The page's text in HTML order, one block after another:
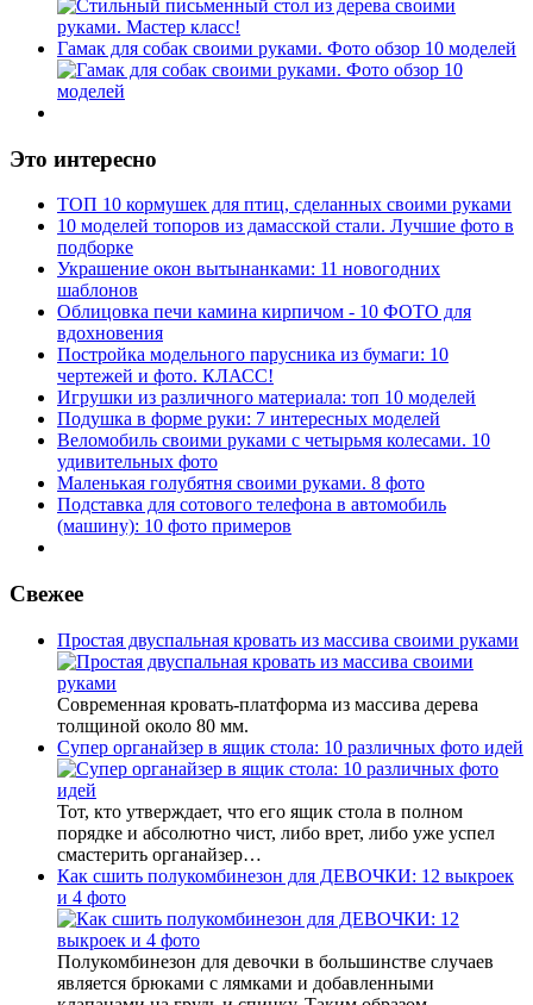
Гамак для собак своими руками. Фото обзор 10 моделей
Это интересно
ТОП 10 кормушек для птиц, сделанных своими руками
10 моделей топоров из дамасской стали. Лучшие фото в
подборке
Украшение окон вытынанками: 11 новогодних
шаблонов
Облицовка печи камина кирпичом - 10 ФОТО для
вдохновения
Постройка модельного парусника из бумаги: 10
чертежей и фото. КЛАСС!
Игрушки из различного материала: топ 10 моделей
Подушка в форме руки: 7 интересных моделей
Веломобиль своими руками с четырьмя колесами. 10
удивительных фото
Маленькая голубятня своими руками. 8 фото
Подставка для сотового телефона в автомобиль
(машину): 10 фото примеров
Свежее
Простая двуспальная кровать из массива своими руками
Современная кровать-платформа из массива дерева
толщиной около 80 мм.
Супер органайзер в ящик стола: 10 различных фото идей
Тот, кто утверждает, что его ящик стола в полном
порядке и абсолютно чист, либо врет, либо уже успел
смастерить органайзер…
Как сшить полукомбинезон для ДЕВОЧКИ: 12 выкроек
и 4 фото
Полукомбинезон для девочки в большинстве случаев
является брюками с лямками и добавленными